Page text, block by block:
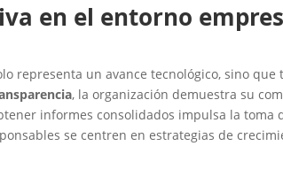
en el entorno
representa un avance tecnológico, sino
, la organización demuestra su
informes consolidados impulsa la
se centren en estrategias de